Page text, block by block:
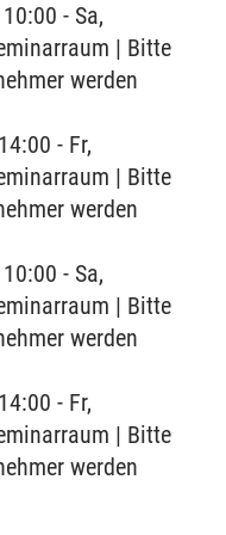
- Sa,
| Bitte
werden
- Fr,
| Bitte
werden
- Sa,
| Bitte
werden
- Fr,
| Bitte
werden